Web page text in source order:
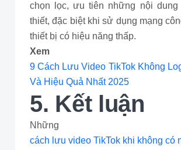
chọn lọc, ưu tiên những nội dung
thiết, đặc biệt khi sử dụng mạng
thiết bị có hiệu năng thấp.
Xem
9 Cách Lưu Video TikTok Không
Và Hiệu Quả Nhất 2025
5. Kết luận
Những
cách lưu video TikTok khi không có